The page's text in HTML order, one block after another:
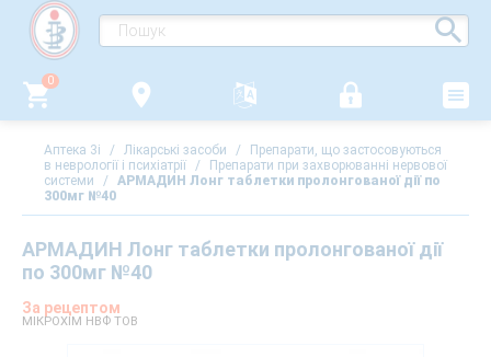
0
Аптека 3i / Лікарські засоби /
Препарати, що застосовуються
в неврології і психіатрії /
Препарати при захворюванні нервової
системи
/ АРМАДИН Лонг таблетки пролонгованої дії по
300мг №40
АРМАДИН Лонг таблетки пролонгованої дії
по 300мг №40
За рецептом
МІКРОХІМ НВФ ТОВ